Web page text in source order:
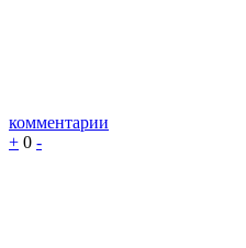
комментарии
+ 0 -